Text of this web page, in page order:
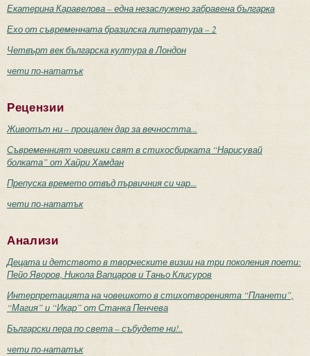
Екатерина Каравелова – една незаслужено забравена българка
Ехо от съвременната бразилска литература – 2
Четвърт век българска култура в Лондон
чети по-нататък
Рецензии
Животът ни – прощален дар за вечността...
Съвременният човешки свят в стихосбирката “Нарисувай
болката” от Хайри Хамдан
Препуска времето отвъд първичния си чар...
чети по-нататък
Анализи
Децата и детството в творческите визии на три поколения поети:
Пейо Яворов, Никола Вапцаров и Таньо Клисуров
Интерпретацията на човешкото в стихотворенията “Планети”,
“Магия” и “Икар” от Станка Пенчева
Български пера по света – събудете ни!..
чети по-нататък